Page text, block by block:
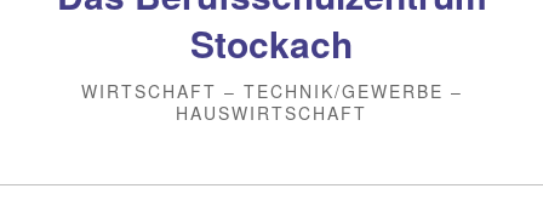
Stockach
WIRTSCHAFT – TECHNIK/GEWERBE –
HAUSWIRTSCHAFT